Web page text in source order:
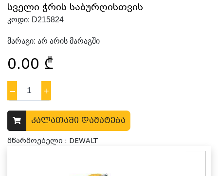
სველი ჭრის საბურღისთვის
კოდი: D215824
მარაგი: არ არის მარაგში
0.00 ₾
– 1 +
კალათაში დამატება
მწარმოებელი : DEWALT